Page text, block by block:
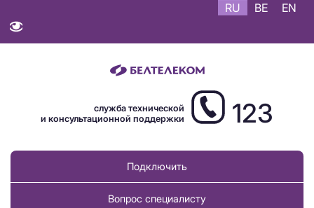
RU BE EN
служба технической
и консультационной поддержки
123
Подключить
Вопрос специалисту